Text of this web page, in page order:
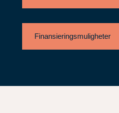
Finansieringsmuligheter